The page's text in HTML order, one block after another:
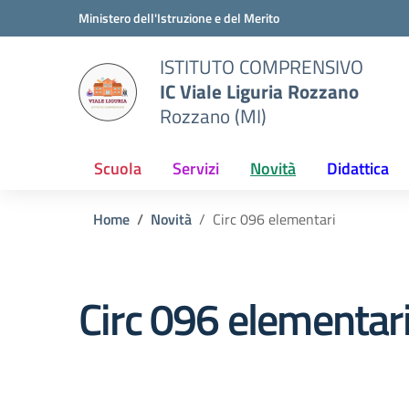
Vai ai contenuti
Vai al menu di navigazioneMinistero dell'Istruzione e del Merito
ISTITUTO COMPRENSIVO
IC Viale Liguria Rozzano
Rozzano (MI)
Scuola Servizi Novità Didattica
Home Novità Circ 096 elementari
Circ 096